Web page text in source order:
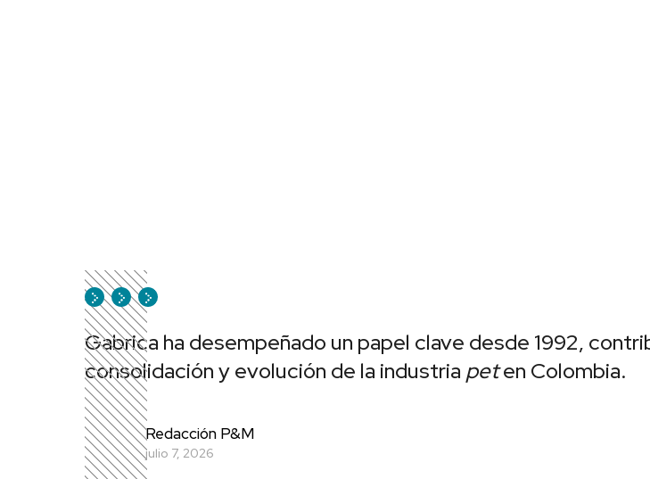
Gabrica ha desempeñado un papel clave desde 1992,
consolidación y evolución de la industria peten Colombia.
Redacción P&M
julio 7, 2026